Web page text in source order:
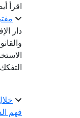
اقرأ
دار
التفكك
فهم